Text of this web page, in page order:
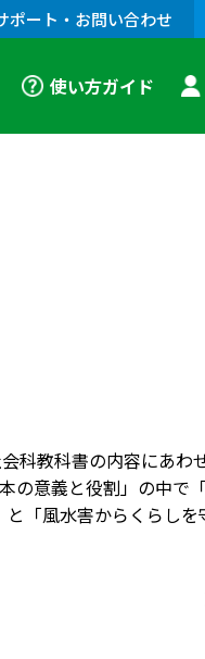
ポート・お問い合わせ
使い方ガイド
科教科書の内容にあわ
の意義と役割」の中で
「風水害からくらし